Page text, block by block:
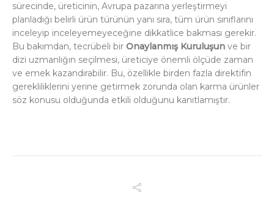
sürecinde, üreticinin, Avrupa pazarına yerleştirmeyi
planladığı belirli ürün türünün yanı sıra, tüm ürün sınıflarını
inceleyip inceleyemeyeceğine dikkatlice bakması gerekir.
Bu bakımdan, tecrübeli bir Onaylanmış Kuruluşun ve bir
dizi uzmanlığın seçilmesi, üreticiye önemli ölçüde zaman
ve emek kazandırabilir. Bu, özellikle birden fazla direktifin
gerekliliklerini yerine getirmek zorunda olan karma ürünler
söz konusu olduğunda etkili olduğunu kanıtlamıştır.